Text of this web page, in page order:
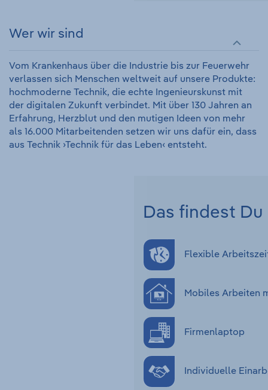
Wer wir sind
Vom Krankenhaus über die Industrie bis zur Feuerwehr
verlassen sich Menschen weltweit auf unsere Produkte:
hochmoderne Technik, die echte Ingenieurskunst mit
der digitalen Zukunft verbindet. Mit über 130 Jahren an
Erfahrung, Herzblut und den mutigen Ideen von mehr
als 16.000 Mitarbeitenden setzen wir uns dafür ein, dass
aus Technik ›Technik für das Leben‹ entsteht.
Das findest Du
Flexible
Mobiles Arbeiten
Firmenlaptop
Individuelle